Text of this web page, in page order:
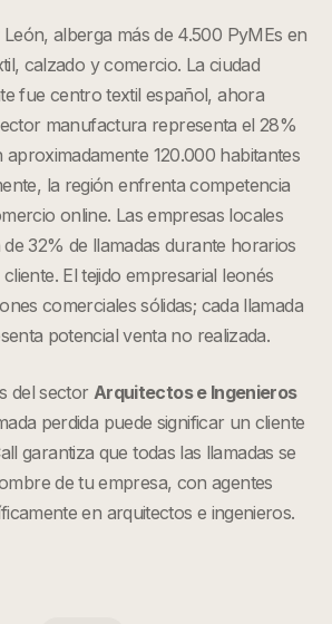
alberga más de 4.500 PyMEs en
calzado y comercio. La ciudad
fue centro textil español, ahora
manufactura representa el 28%
aproximadamente 120.000 habitantes
la región enfrenta competencia
online. Las empresas locales
32% de llamadas durante horarios
El tejido empresarial leonés
comerciales sólidas; cada llamada
potencial venta no realizada.
del sector Arquitectos e Ingenieros
perdida puede significar un cliente
garantiza que todas las llamadas se
de tu empresa, con agentes
en arquitectos e ingenieros.